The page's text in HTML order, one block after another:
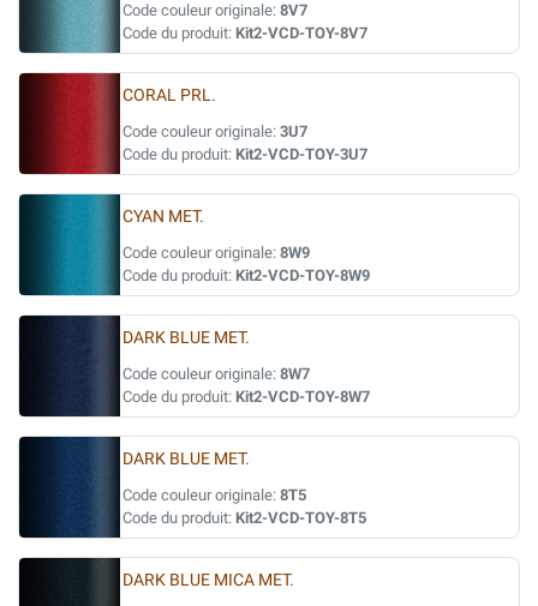
Code couleur originale: 8V7
Code du produit: Kit2-VCD-TOY-8V7
CORAL PRL.
Code couleur originale: 3U7
Code du produit: Kit2-VCD-TOY-3U7
CYAN MET.
Code couleur originale: 8W9
Code du produit: Kit2-VCD-TOY-8W9
DARK BLUE MET.
Code couleur originale: 8W7
Code du produit: Kit2-VCD-TOY-8W7
DARK BLUE MET.
Code couleur originale: 8T5
Code du produit: Kit2-VCD-TOY-8T5
DARK BLUE MICA MET.